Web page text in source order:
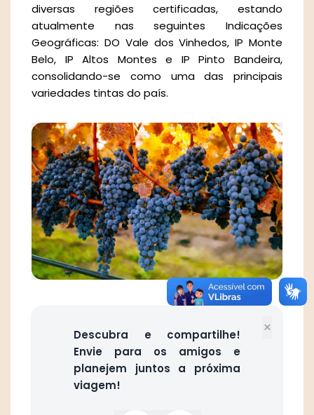
diversas regiões certificadas, estando
atualmente nas seguintes Indicações
Geográficas: DO Vale dos Vinhedos, IP Monte
Belo, IP Altos Montes e IP Pinto Bandeira,
consolidando-se como uma das principais
variedades tintas do país.
×
Descubra e compartilhe!
Envie para os amigos e
planejem juntos a próxima
viagem!